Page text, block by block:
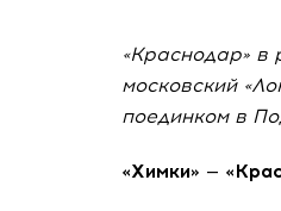
«Краснодар» в
московский
поединком в
«Химки» —